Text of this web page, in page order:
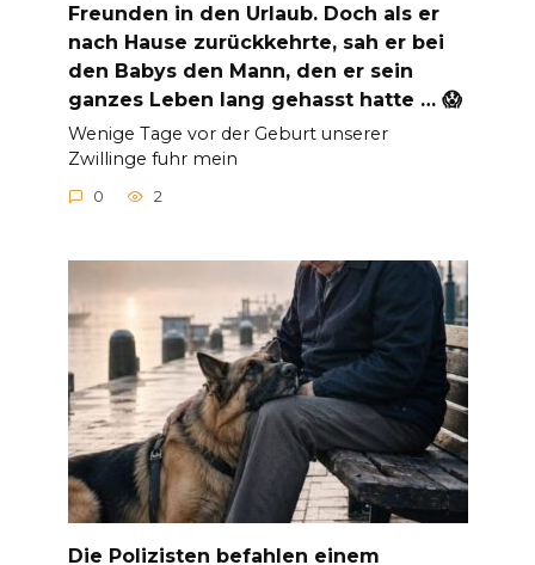
Freunden in den Urlaub. Doch als er
nach Hause zurückkehrte, sah er bei
den Babys den Mann, den er sein
ganzes Leben lang gehasst hatte … 😱
Wenige Tage vor der Geburt unserer
Zwillinge fuhr mein
0 2
Die Polizisten befahlen einem